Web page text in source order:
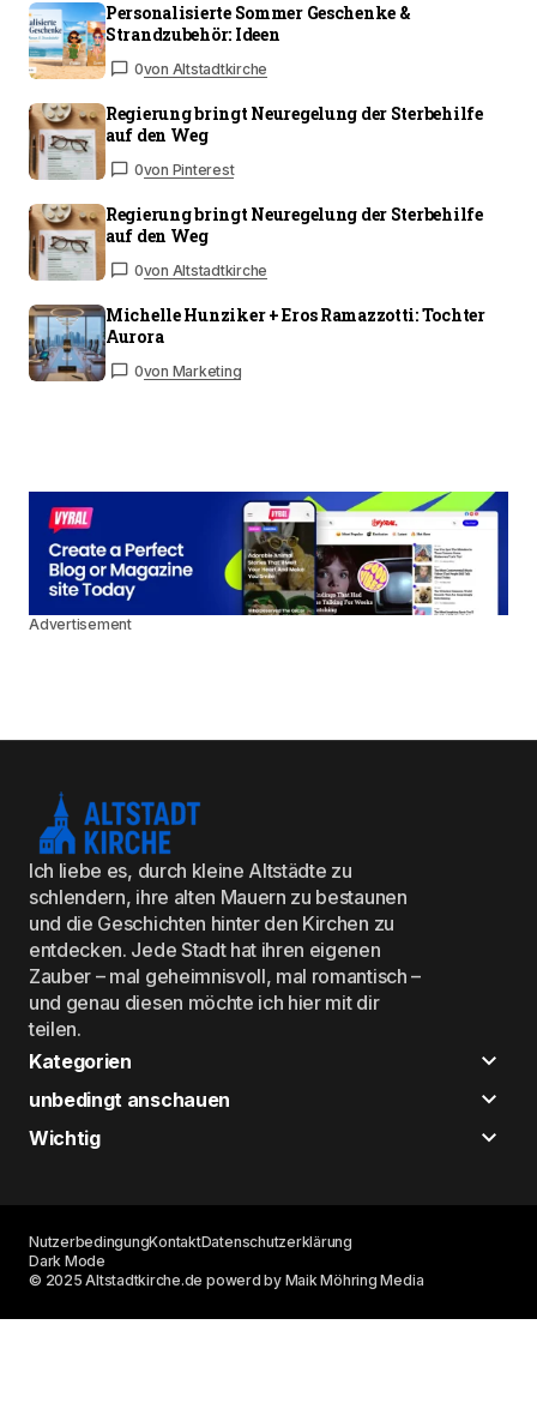
Personalisierte Sommer Geschenke &
Strandzubehör: Ideen
0von Altstadtkirche
Regierung bringt Neuregelung der Sterbehilfe
auf den Weg
0von Pinterest
Regierung bringt Neuregelung der Sterbehilfe
auf den Weg
0von Altstadtkirche
Michelle Hunziker + Eros Ramazzotti: Tochter
Aurora
0von Marketing
Advertisement
Ich liebe es, durch kleine Altstädte zu
schlendern, ihre alten Mauern zu bestaunen
und die Geschichten hinter den Kirchen zu
entdecken. Jede Stadt hat ihren eigenen
Zauber – mal geheimnisvoll, mal romantisch –
und genau diesen möchte ich hier mit dir
teilen.
Kategorien
unbedingt anschauen
Wichtig
© 2025 Altstadtkirche.de powerd by Maik Möhring Media
NutzerbedingungKontaktDatenschutzerklärung
Dark Mode